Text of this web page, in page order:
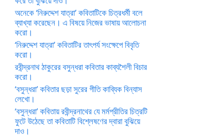
অনেকে ‘নিরুদ্দেশ যাত্রা’ কবিতাটিকে চিত্রধর্মী বলে
ব্যাখ্যা করেছেন। এ বিষয়ে নিজের ভাষায় আলোচনা
করো।
‘নিরুদ্দেশ যাত্রা’ কবিতাটির তাৎপর্য সংক্ষেপে বিবৃতি
করো।
রবীন্দ্রনাথ ঠাকুরের বসুন্ধরা কবিতার কাব্যশৈলী বিচার
করো।
‘বসুন্ধরা’ কবিতার ছড়া সুরের গীতি কাব্যিক বিন্যাস
লেখো।
‘বসুন্ধরা’ কবিতায় রবীন্দ্রনাথের যে মর্মপ্রীতির চিত্রটি
ফুটে উঠেছে তা কবিতাটি বিশ্লেষণের দ্বারা বুঝিয়ে
দাও।